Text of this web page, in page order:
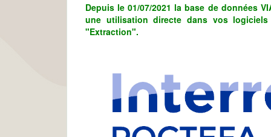
Depuis le 01/07/2021 la base de données
une utilisation directe dans vos
"Extraction".